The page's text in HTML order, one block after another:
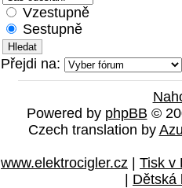
Vzestupně
Sestupně
Přejdi na:
Powered by phpBB ©
Czech translation by Azu
www.elektrocigler.cz Tisk v
Dětská